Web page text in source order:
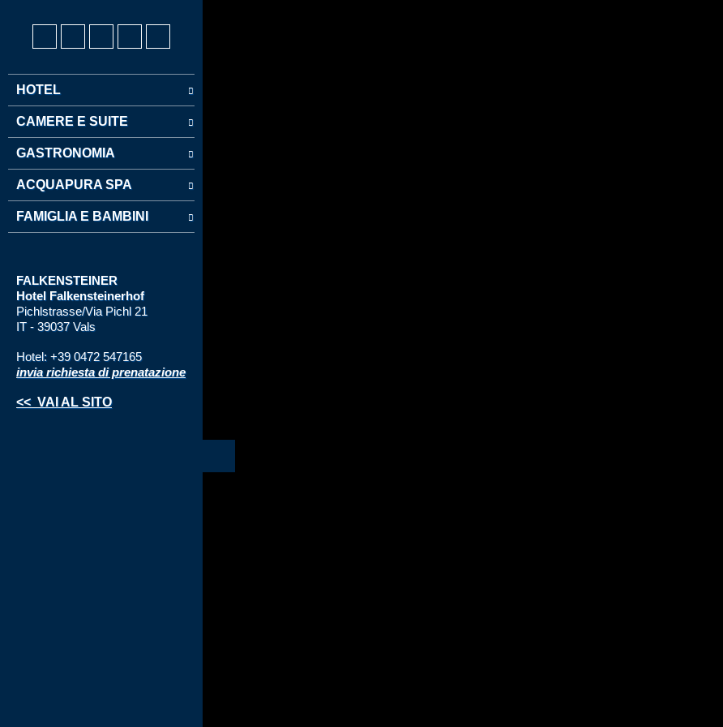
HOTEL
CAMERE E SUITE
GASTRONOMIA
ACQUAPURA SPA
FAMIGLIA E BAMBINI
FALKENSTEINER
Hotel Falkensteinerhof
Pichlstrasse/Via Pichl 21
IT - 39037 Vals
Hotel: +39 0472 547165
invia richiesta di prenatazione
<< VAI AL SITO